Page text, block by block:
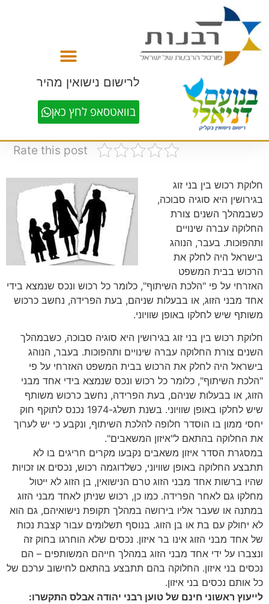
לרישום נישואין מהיר
בוואטסאפ לחץ כאן
Rate this post
חלוקת רכוש בין בני זוג
בגירושין היא סוגיה סבוכה,
כשבמהלך השנים צורת
החלוקה עברה שינויים
ותהפוכות. בעבר, הנוהג
בישראל היה לחלק את
הרכוש בבית המשפט
האזרחי על פי "הלכת השיתוף", כלומר כל רכוש ונכס שנמצא בידי
אחד מבני הזוג, או בבעלות שניהם, בעת הפרידה, נחשב כרכוש
משותף שיש לחלקו באופן שוויוני.
חלוקת רכוש בין בני זוג בגירושין היא סוגיה סבוכה, כשבמהלך
השנים צורת החלוקה עברה שינויים ותהפוכות. בעבר, הנוהג
בישראל היה לחלק את הרכוש בבית המשפט האזרחי על פי
"הלכת השיתוף", כלומר כל רכוש ונכס שנמצא בידי אחד מבני
הזוג, או בבעלות שניהם, בעת הפרידה, נחשב כרכוש משותף
שיש לחלקו באופן שוויוני. בשנת תשלג-1974 נכנס לתוקף חוק
יחסי ממון בו הוסדר חלופה להלכת השיתוף, ונקבע כי יש לערוך
את החלוקה בהתאם ל"איזון המשאבים".
במסגרת הסדר איזון משאבים נקבעו מקרים חריגים בו לא
תתבצע החלוקה באופן שוויוני, כשלדוגמה רכוש, נכסים או זכויות
שהיו ברשות אחד מבני הזוג טרם הנישואין, בן הזוג לא ייטול
מחלקו גם לאחר הפרידה. כמו כן, רכוש שניתן לאחד מבני הזוג
במתנה או שעבר אליו בירושה במהלך תקופת נישואיהם, גם הוא
לא יחולק עם בת או בן הזוג. בנוסף תשלומים עבור קצבת נכות
של אחד מבני הזוג אינו בר איזון. נכסים שלא הוחרגו בחוק זה
ונצברו על ידי אחד מבני הזוג במהלך חייהם המשותפים – הם
נכסים בני איזון. החלוקה בהם תתבצע בהתאם לחישוב ערכם של
כל אותם נכסים בני איזון.
לייעוץ ראשוני חינם של טוען רבני יהודה אבלס התקשרו: